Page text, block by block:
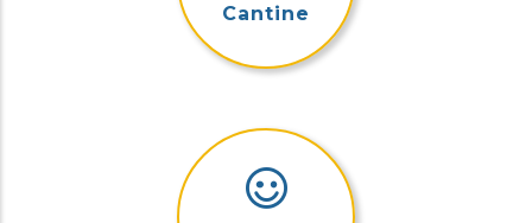
Cantine